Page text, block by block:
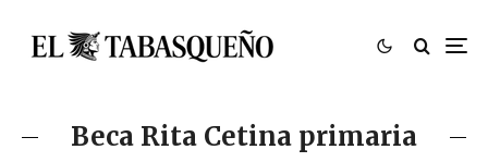
Beca Rita Cetina primaria